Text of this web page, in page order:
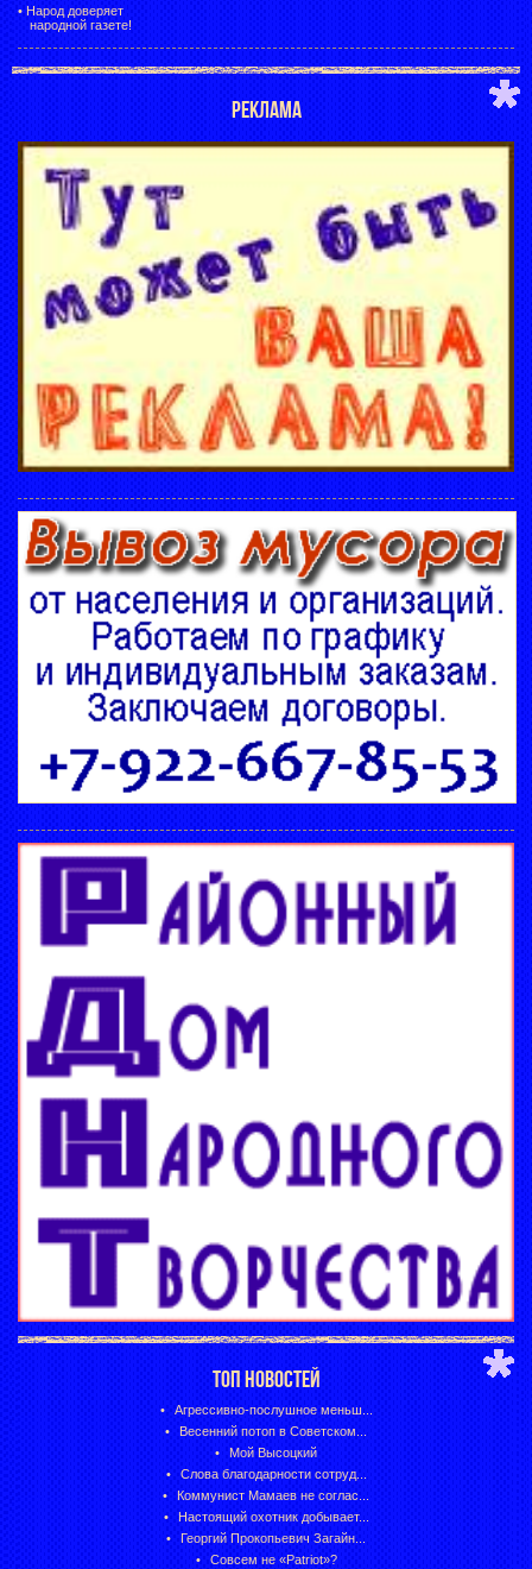
• Народ доверяет
народной газете!
РЕКЛАМА
ТОП НОВОСТЕЙ
Агрессивно-послушное меньш...
Весенний потоп в Советском...
Мой Высоцкий
Слова благодарности сотруд...
Коммунист Мамаев не соглас...
Настоящий охотник добывает...
Георгий Прокопьевич Загайн...
Совсем не «Patriot»?